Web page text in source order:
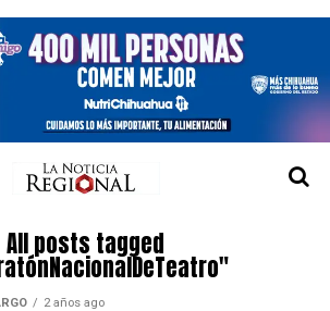
All posts tagged
2 años ago